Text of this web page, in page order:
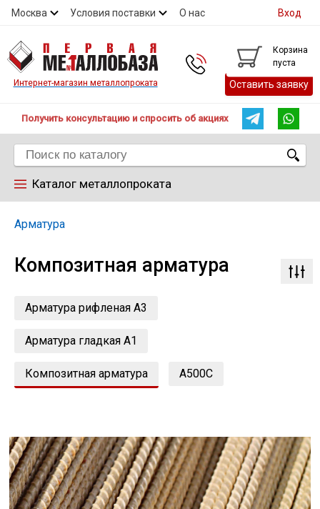
Москва Условия поставки О нас
Контакты
Вход
Интернет-магазин металлопроката
Корзина
пуста
Оставить заявку
Получить консультацию и спросить об акциях
Каталог металлопроката
Труба
Лист
Уголок
Балка
Полоса
Квадрат стальной
Арматура
Композитная арматура
Арматура рифленая А3
Арматура гладкая А1
Композитная арматура А500С
Сбросить настройки фильтра
Ок